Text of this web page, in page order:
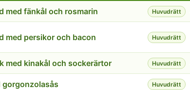
med fänkål och rosmarin Huvudrätt
med persikor och bacon Huvudrätt
med kinakål och sockerärtor Huvudrätt
gorgonzolasås Huvudrätt